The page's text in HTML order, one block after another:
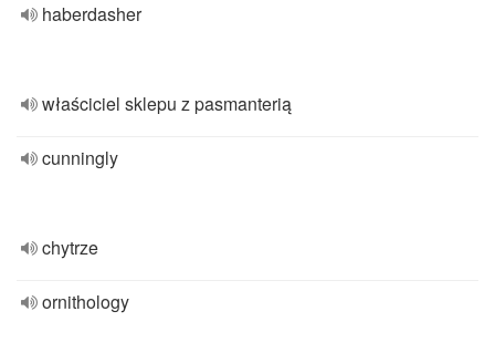
haberdasher
właściciel sklepu z pasmanterią
cunningly
chytrze
ornithology